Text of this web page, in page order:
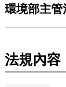
環境部主
法規內容